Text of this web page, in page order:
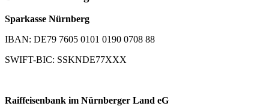
Sparkasse Nürnberg
IBAN: DE79 7605 0101 0190 0708 88
SWIFT-BIC: SSKNDE77XXX
Raiffeisenbank im Nürnberger Land eG